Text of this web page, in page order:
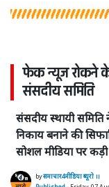
फेक न्यूज रोकने
संसदीय समिति
संसदीय स्थायी समिति
निकाय बनाने की
सोशल मीडिया पर
byसमाचार4मीडिया ब्यूरो ।।